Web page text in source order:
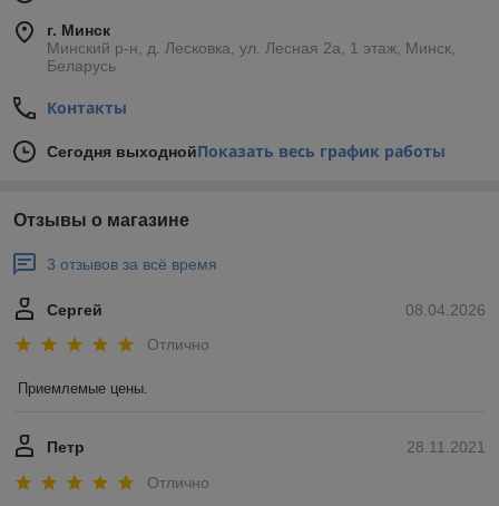
г. Минск
Минский р-н, д. Лесковка, ул. Лесная 2а, 1 этаж, Минск,
Беларусь
Контакты
Сегодня выходнойПоказать весь график работы
Отзывы о магазине
3 отзывов за всё время
08.04.2026
Сергей
Отлично
Приемлемые цены.
28.11.2021
Петр
Отлично